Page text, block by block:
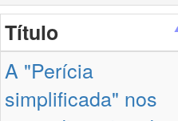
Título
A "Perícia
simplificada" nos